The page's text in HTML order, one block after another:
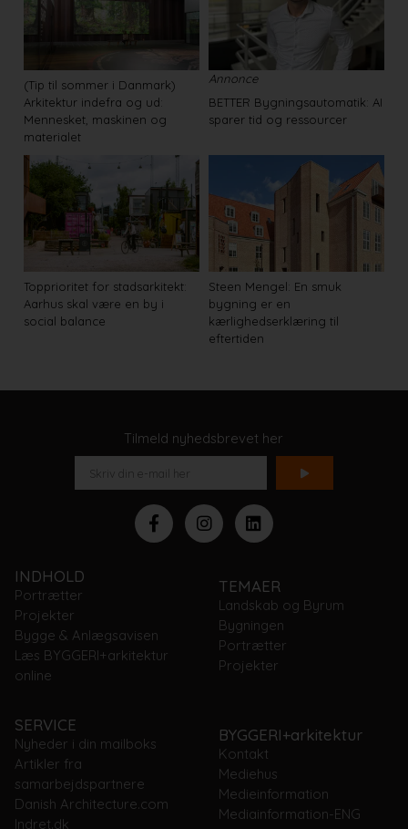
(Tip til sommer i Danmark)
Arkitektur indefra og ud:
Mennesket, maskinen og
materialet
Annonce
BETTER Bygningsautomatik: AI
sparer tid og ressourcer
Topprioritet for stadsarkitekt:
Aarhus skal være en by i
social balance
Steen Mengel: En smuk
bygning er en
kærlighedserklæring til
eftertiden
Tilmeld nyhedsbrevet her
INDHOLD
Portrætter
Projekter
Bygge & Anlægsavisen
Læs BYGGERI+arkitektur
online
TEMAER
Landskab og Byrum
Bygningen
Portrætter
Projekter
SERVICE
Nyheder i din mailboks
Artikler fra
samarbejdspartnere
Danish Architecture.com
Indret.dk
BYGGERI+arkitektur
Kontakt
Mediehus
Medieinformation
Mediainformation-ENG